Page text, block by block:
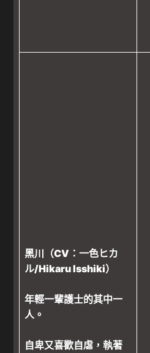
黑川（CV：一色ヒカ
ル/Hikaru Isshiki）
年輕一輩護士的其中一
人。
自卑又喜歡自虐，執著